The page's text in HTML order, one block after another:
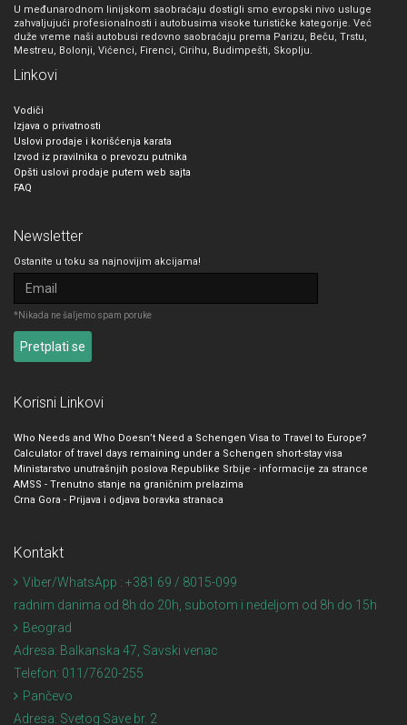
U međunarodnom linijskom saobraćaju dostigli smo evropski nivo usluge
zahvaljujući profesionalnosti i autobusima visoke turističke kategorije. Već
duže vreme naši autobusi redovno saobraćaju prema Parizu, Beču, Trstu,
Mestreu, Bolonji, Vićenci, Firenci, Cirihu, Budimpešti, Skoplju.
Linkovi
Vodiči
Izjava o privatnosti
Uslovi prodaje i korišćenja karata
Izvod iz pravilnika o prevozu putnika
Opšti uslovi prodaje putem web sajta
FAQ
Newsletter
Ostanite u toku sa najnovijim akcijama!
*Nikada ne šaljemo spam poruke
Korisni Linkovi
Who Needs and Who Doesn’t Need a Schengen Visa to Travel to Europe?
Calculator of travel days remaining under a Schengen short-stay visa
Ministarstvo unutrašnjih poslova Republike Srbije - informacije za strance
AMSS - Trenutno stanje na graničnim prelazima
Crna Gora - Prijava i odjava boravka stranaca
Kontakt
Viber/WhatsApp : +381 69 / 8015-099
radnim danima od 8h do 20h, subotom i nedeljom od 8h do 15h
Beograd
Adresa: Balkanska 47, Savski venac
Telefon: 011/7620-255
Pančevo
Adresa: Svetog Save br. 2